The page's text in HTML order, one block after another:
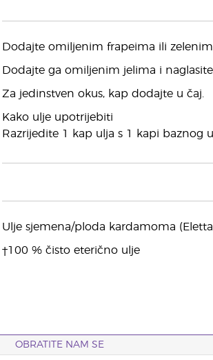
Dodajte omiljenim frapeima ili
Dodajte ga omiljenim jelima i naglasite
Za jedinstven okus, kap dodajte u čaj.
Kako ulje upotrijebiti
Razrijedite 1 kap ulja s 1 kapi baznog
Ulje sjemena/ploda kardamoma
†100 % čisto eterično ulje
OBRATITE NAM SE